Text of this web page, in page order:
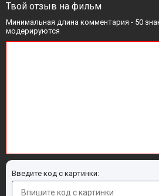
Твой отзыв на фильм
Минимальная длина комментария - 50
модерируются
Введите код с картинки: